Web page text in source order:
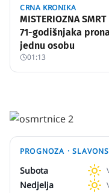
CRNA KRONIKA
MISTERIOZNA
71-godišnjaka
jednu osobu
01:13
PROGNOZA ·
Subota
Nedjelja